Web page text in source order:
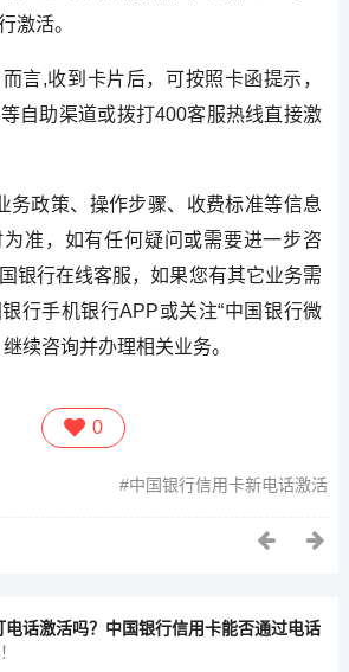
激活。
言,收到卡片后，可按照卡函提示，
自助渠道或拨打400客服热线直接激
务政策、操作步骤、收费标准等信息
准，如有任何疑问或需要进一步咨
银行在线客服，如果您有其它业务需
行手机银行APP或关注“中国银行微
续咨询并办理相关业务。
0
中国银行信用卡新电话激活
话激活吗？中国银行信用卡能否通过电话